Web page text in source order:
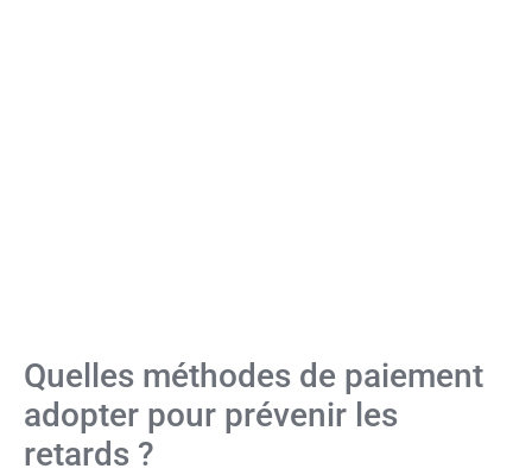
Quelles méthodes de paiement
adopter pour prévenir les
retards ?